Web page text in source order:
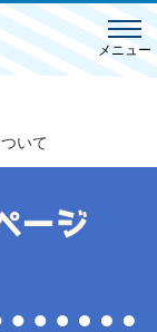
メニュー
いて